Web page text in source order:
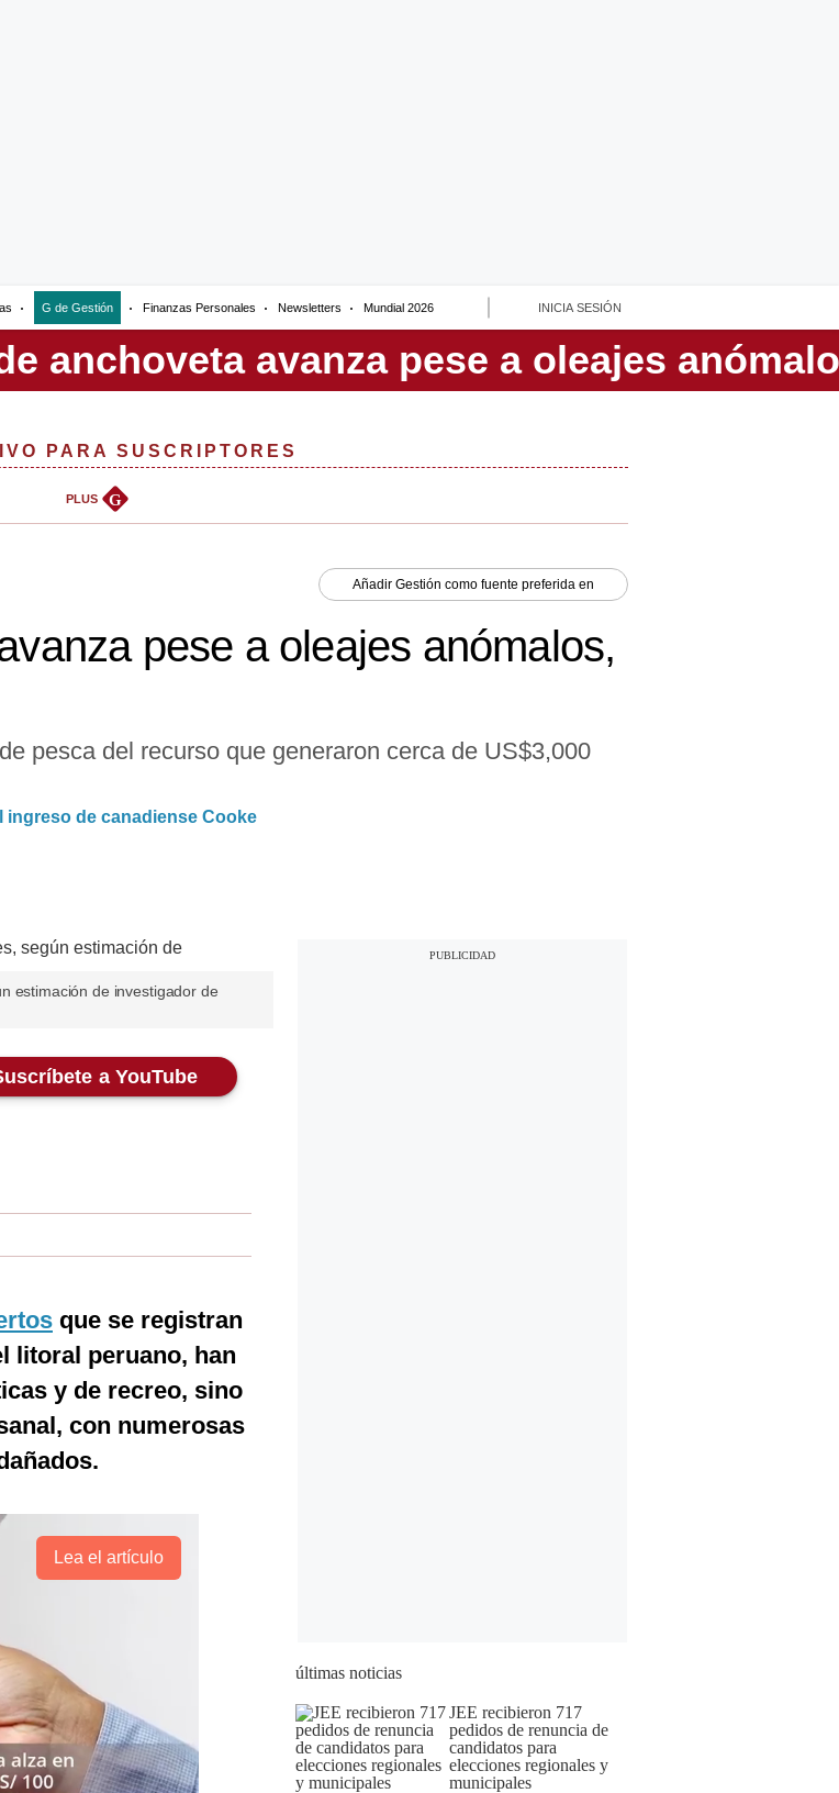
G de Gestión Finanzas Personales Newsletters Mundial 2026 INICIA SESIÓN
PARA SUSCRIPTORES
PLUS G
Añadir Gestión como fuente preferida en
pese a oleajes anómalos,
pesca del recurso que generaron cerca de US$3,000
de canadiense Cooke
estimación de investigador de
a YouTube
que se registran
litoral peruano, han
y de recreo, sino
con numerosas
Lea el artículo
últimas noticias
JEE recibieron 717
pedidos de renuncia de
candidatos para
elecciones regionales y
municipales